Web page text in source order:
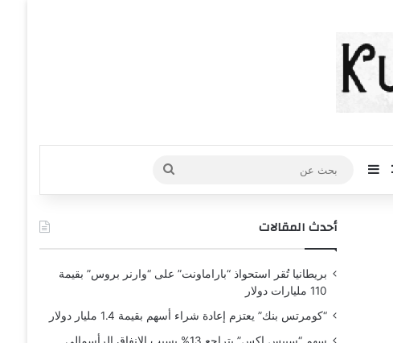
مقال عشوائي
إضافة عمود جانبي
بحث
عن
أحدث المقالات
بريطانيا تُقر استحواذ “باراماونت” على “وارنر بروس” بقيمة
110 مليارات دولار
“كومرتس بنك” يعتزم إعادة شراء أسهم بقيمة 1.4 مليار دولار